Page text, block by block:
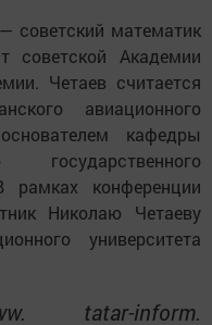
советский математик
советской Академии
Четаев считается
авиационного
кафедры
государственного
рамках конференции
Николаю Четаеву
университета
tatar-inform.